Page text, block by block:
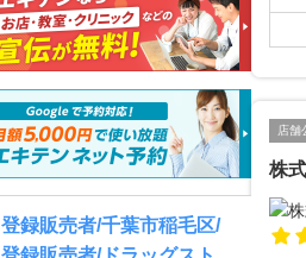
店舗
株
登録販売者/千葉市稲毛区/